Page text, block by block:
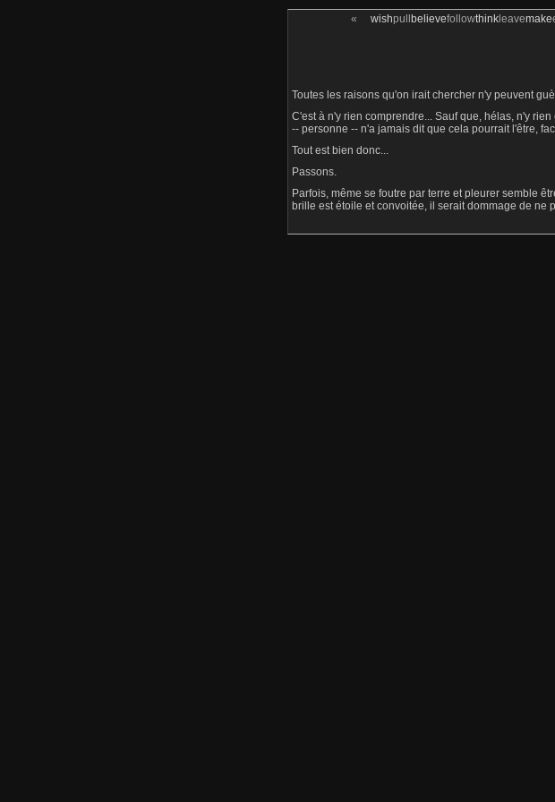
« wishpull believefollowthinkleavemake
Toutes les raisons qu'on irait chercher n'y peuvent
C'est à n'y rien comprendre... Sauf que, hélas, n'y
-- personne -- n'a jamais dit que cela pourrait l'être,
Tout est bien donc...
Passons.
Parfois, même se foutre par terre et pleurer semble
brille est étoile et convoitée, il serait dommage de ne